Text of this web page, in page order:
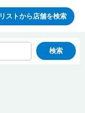
リストから店舗を検索
検索